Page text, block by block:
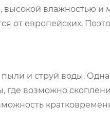
высокой влажностью и
от европейских.
и струй воды.
где возможно